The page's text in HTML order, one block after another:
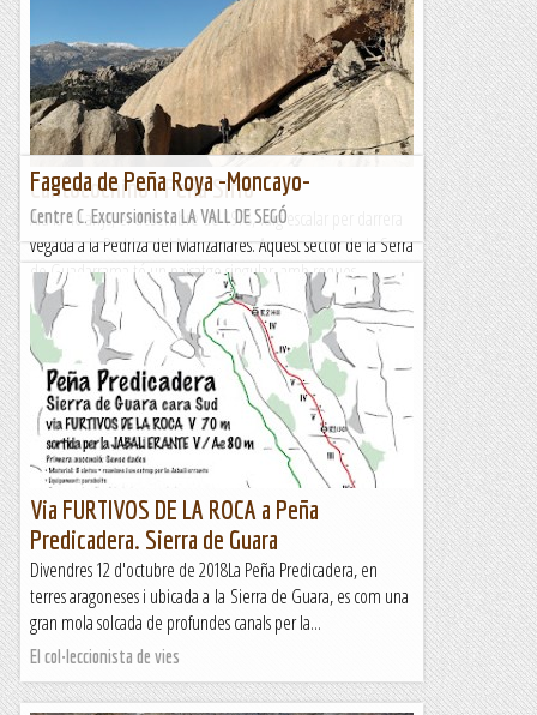
Cantocochino i Peña Sirio
Ara fa 40 anys, el desembre de 1978, vaig escalar per darrera
vegada a la Pedriza del Manzanares. Aquest sector de la Serra
de Guadarrama té un paisatge singular, amb roques,...
Blog de muntanya
Fageda de Peña Roya -Moncayo-
Centre C. Excursionista LA VALL DE SEGÓ
Via FURTIVOS DE LA ROCA a Peña
Predicadera. Sierra de Guara
Divendres 12 d'octubre de 2018La Peña Predicadera, en
terres aragoneses i ubicada a la Sierra de Guara, es com una
gran mola solcada de profundes canals per la...
El col·leccionista de vies